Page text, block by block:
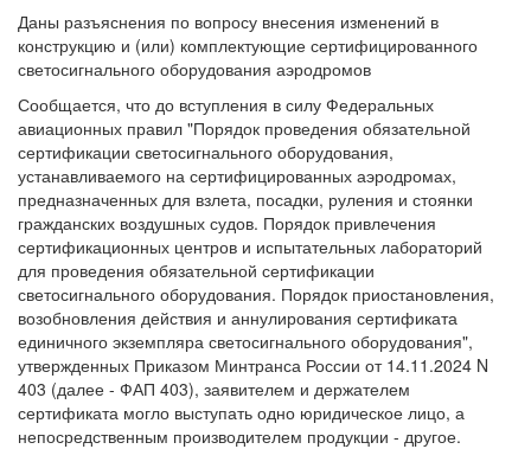
Даны разъяснения по вопросу внесения изменений в
конструкцию и (или) комплектующие сертифицированного
светосигнального оборудования аэродромов
Сообщается, что до вступления в силу Федеральных
авиационных правил "Порядок проведения обязательной
сертификации светосигнального оборудования,
устанавливаемого на сертифицированных аэродромах,
предназначенных для взлета, посадки, руления и стоянки
гражданских воздушных судов. Порядок привлечения
сертификационных центров и испытательных лабораторий
для проведения обязательной сертификации
светосигнального оборудования. Порядок приостановления,
возобновления действия и аннулирования сертификата
единичного экземпляра светосигнального оборудования",
утвержденных Приказом Минтранса России от 14.11.2024 N
403 (далее - ФАП 403), заявителем и держателем
сертификата могло выступать одно юридическое лицо, а
непосредственным производителем продукции - другое.